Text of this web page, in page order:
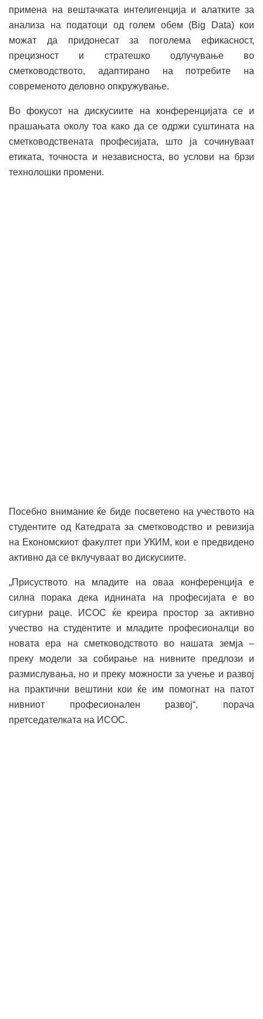
примена на вештачката интелигенција и алатките за
анализа на податоци од голем обем (Big Data) кои
можат да придонесат за поголема ефикасност,
прецизност и стратешко одлучување во
сметководството, адаптирано на потребите на
современото деловно опкружување.
Во фокусот на дискусиите на конференцијата се и
прашањата околу тоа како да се одржи суштината на
сметководствената професијата, што ја сочинуваат
етиката, точноста и независноста, во услови на брзи
технолошки промени.
Посебно внимание ќе биде посветено на учеството на
студентите од Катедрата за сметководство и ревизија
на Економскиот факултет при УКИМ, кои е предвидено
активно да се вклучуваат во дискусиите.
„Присуството на младите на оваа конференција е
силна порака дека иднината на професијата е во
сигурни раце. ИСОС ќе креира простор за активно
учество на студентите и младите професионалци во
новата ера на сметководството во нашата земја –
преку модели за собирање на нивните предлози и
размислувања, но и преку можности за учење и развој
на практични вештини кои ќе им помогнат на патот
нивниот професионален развој“, порача
претседателката на ИСОС.